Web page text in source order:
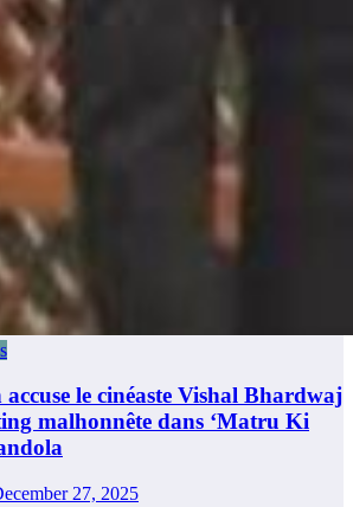
le cinéaste Vishal Bhardwaj
malhonnête dans ‘Matru Ki
27, 2025